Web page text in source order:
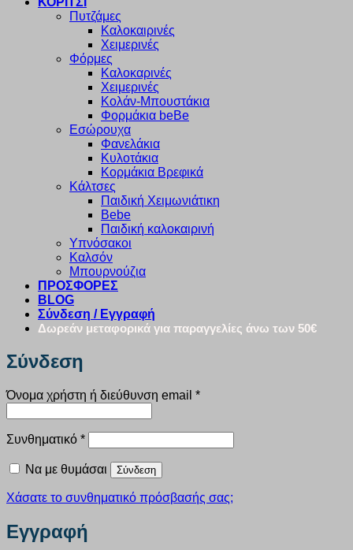
Πυτζάμες
Καλοκαιρινές
Χειμερινές
Φόρμες
Καλοκαρινές
Χειμερινές
Κολάν-Μπουστάκια
Φορμάκια beBe
Εσώρουχα
Φανελάκια
Κυλοτάκια
Κορμάκια Βρεφικά
Κάλτσες
Παιδική Χειμωνιάτικη
Bebe
Παιδική καλοκαιρινή
Υπνόσακοι
Καλσόν
Μπουρνούζια
ΠΡΟΣΦΟΡΕΣ
BLOG
Σύνδεση / Εγγραφή
Δωρεάν μεταφορικά για παραγγελίες άνω των 50€
Σύνδεση
Όνομα χρήστη ή διεύθυνση email *Απαιτείται
Συνθηματικό *Απαιτείται
Να με θυμάσαι Σύνδεση
Χάσατε το συνθηματικό πρόσβασής σας;
Εγγραφή